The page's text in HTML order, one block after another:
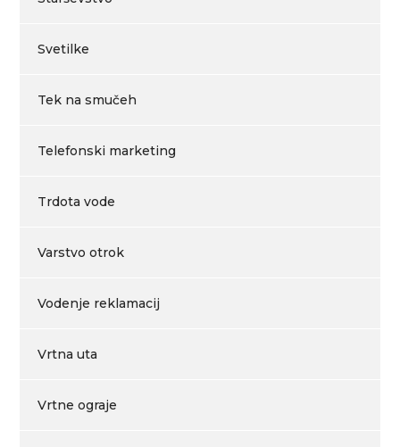
Svetilke
Tek na smučeh
Telefonski marketing
Trdota vode
Varstvo otrok
Vodenje reklamacij
Vrtna uta
Vrtne ograje